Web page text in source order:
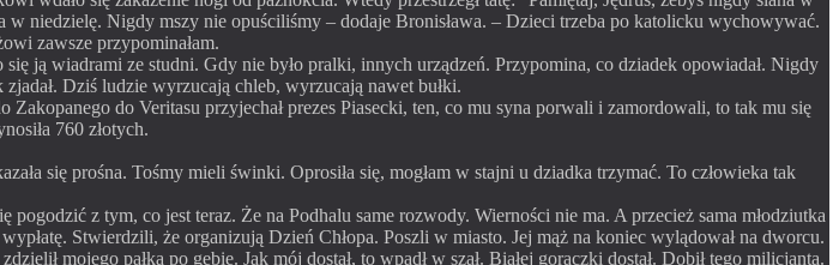
w niedzielę. Nigdy mszy nie opuściliśmy – dodaje Bronisława. – Dzieci trzeba po katolicku wychowywać.
zawsze przypominałam.
ją wiadrami ze studni. Gdy nie było pralki, innych urządzeń. Przypomina, co dziadek opowiadał. Nigdy
Dziś ludzie wyrzucają chleb, wyrzucają nawet bułki.
Zakopanego do Veritasu przyjechał prezes Piasecki, ten, co mu syna porwali i zamordowali, to tak mu się
760 złotych.
się prośna. Tośmy mieli świnki. Oprosiła się, mogłam w stajni u dziadka trzymać. To człowieka tak
z tym, co jest teraz. Że na Podhalu same rozwody. Wierności nie ma. A przecież sama młodziutka
Stwierdzili, że organizują Dzień Chłopa. Poszli w miasto. Jej mąż na koniec wylądował na dworcu.
mojego pałką po gębie. Jak mój dostał, to wpadł w szał. Białej gorączki dostał. Dobił tego milicjanta.